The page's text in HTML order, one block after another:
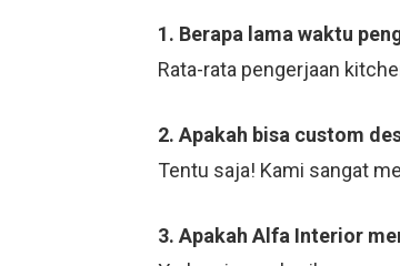
1. Berapa lama waktu
Rata-rata pengerjaan
2. Apakah bisa custom
Tentu saja! Kami sangat
3. Apakah Alfa Interior